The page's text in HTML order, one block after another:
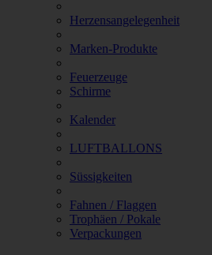
Herzensangelegenheit
Marken-Produkte
Feuerzeuge
Schirme
Kalender
LUFTBALLONS
Süssigkeiten
Fahnen / Flaggen
Trophäen / Pokale
Verpackungen